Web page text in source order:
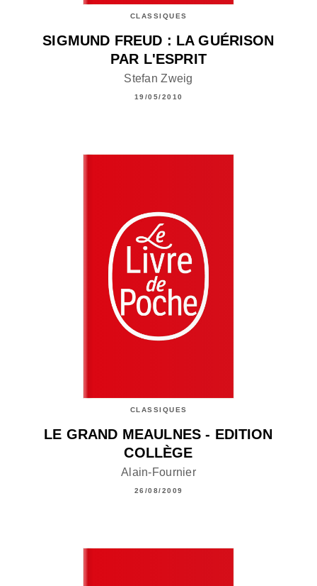
CLASSIQUES
SIGMUND FREUD : LA GUÉRISON
PAR L'ESPRIT
Stefan Zweig
19/05/2010
CLASSIQUES
LE GRAND MEAULNES - EDITION
COLLÈGE
Alain-Fournier
26/08/2009